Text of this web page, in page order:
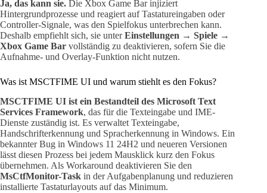
Ja, das kann sie. Die Xbox Game Bar injiziert
Hintergrundprozesse und reagiert auf Tastatureingaben oder
Controller-Signale, was den Spielfokus unterbrechen kann.
Deshalb empfiehlt sich, sie unterEinstellungen → Spiele →
Xbox Game Bar vollständig zu deaktivieren, sofern Sie die
Aufnahme- und Overlay-Funktion nicht nutzen.
Was ist MSCTFIME UI und warum stiehlt es den Fokus?
MSCTFIME UI ist ein Bestandteil des Microsoft Text
Services Framework, das für die Texteingabe und IME-
Dienste zuständig ist. Es verwaltet Texteingabe,
Handschrifterkennung und Spracherkennung in Windows. Ein
bekannter Bug in Windows 11 24H2 und neueren Versionen
lässt diesen Prozess bei jedem Mausklick kurz den Fokus
übernehmen. Als Workaround deaktivieren Sie den
MsCtfMonitor-Task in der Aufgabenplanung und reduzieren
installierte Tastaturlayouts auf das Minimum.